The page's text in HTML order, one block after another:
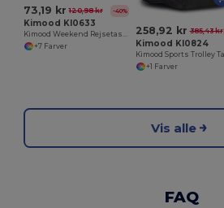
73,19 kr 120,98 kr -40%
Kimood KI0633
Kimood Weekend Rejsetaske med Justerbar Rem
+7 Farver
258,92 kr 385,43 kr
Kimood KI0824
+1 Farver
Vis alle
FAQ